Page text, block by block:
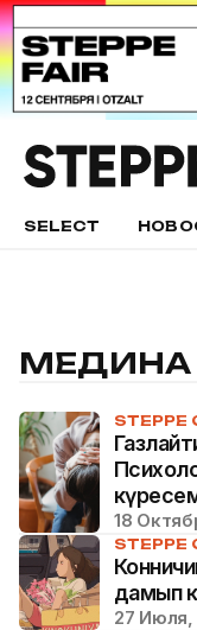
SELECT
МЕДИНА
STEPPE
18
STEPPE
дамып
27 Июля,